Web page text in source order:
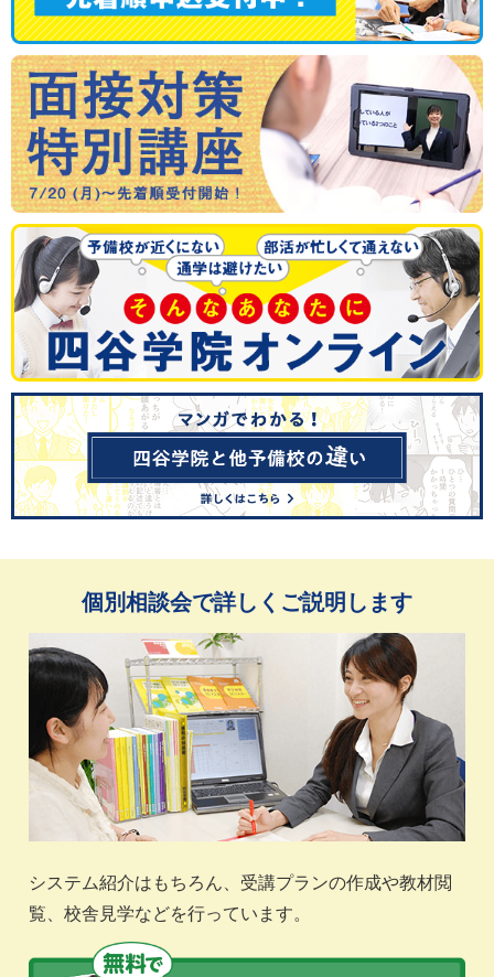
個別相談会で詳しくご説明します
システム紹介はもちろん、受講プランの作成や教材閲
覧、校舎見学などを行っています。